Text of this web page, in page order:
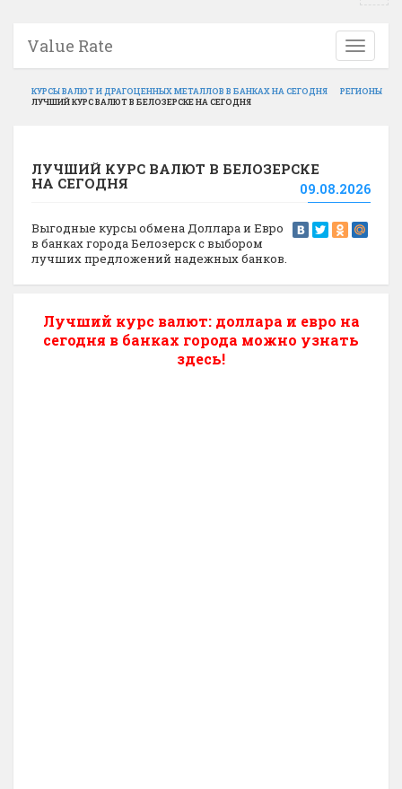
Toggle
Value Rate
КУРСЫ ВАЛЮТ И ДРАГОЦЕННЫХ МЕТАЛЛОВ В БАНКАХ НА СЕГОДНЯ
РЕГИОНЫ
ЛУЧШИЙ КУРС ВАЛЮТ В БЕЛОЗЕРСКЕ НА СЕГОДНЯ
ЛУЧШИЙ КУРС ВАЛЮТ В БЕЛОЗЕРСКЕ
НА СЕГОДНЯ
09.08.2026
Выгодные курсы обмена Доллара и Евро
в банках города Белозерск с выбором
лучших предложений надежных банков.
Лучший курс валют: доллара и евро на
сегодня в банках города можно узнать
здесь!